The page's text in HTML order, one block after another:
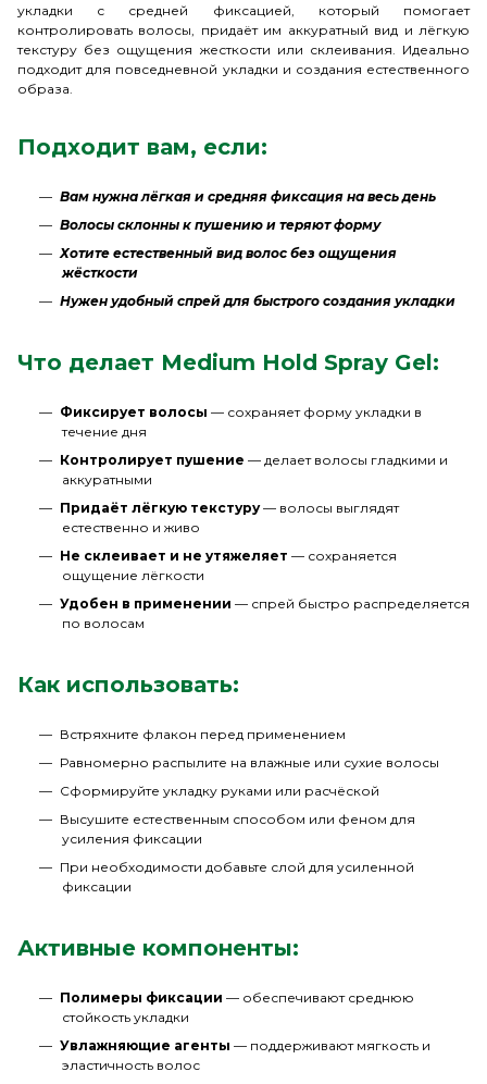
укладки с средней фиксацией, который помогает
контролировать волосы, придаёт им аккуратный вид и лёгкую
текстуру без ощущения жесткости или склеивания. Идеально
подходит для повседневной укладки и создания естественного
образа.
Подходит вам, если:
Вам нужна лёгкая и средняя фиксация на весь день
Волосы склонны к пушению и теряют форму
Хотите естественный вид волос без ощущения
жёсткости
Нужен удобный спрей для быстрого создания укладки
Что делает Medium Hold Spray Gel:
Фиксирует волосы — сохраняет форму укладки в
течение дня
Контролирует пушение — делает волосы гладкими и
аккуратными
Придаёт лёгкую текстуру— волосы выглядят
естественно и живо
Не склеивает и не утяжеляет — сохраняется
ощущение лёгкости
Удобен в применении — спрей быстро распределяется
по волосам
Как использовать:
Встряхните флакон перед применением
Равномерно распылите на влажные или сухие волосы
Сформируйте укладку руками или расчёской
Высушите естественным способом или феном для
усиления фиксации
При необходимости добавьте слой для усиленной
фиксации
Активные компоненты:
Полимеры фиксации — обеспечивают среднюю
стойкость укладки
Увлажняющие агенты — поддерживают мягкость и
эластичность волос